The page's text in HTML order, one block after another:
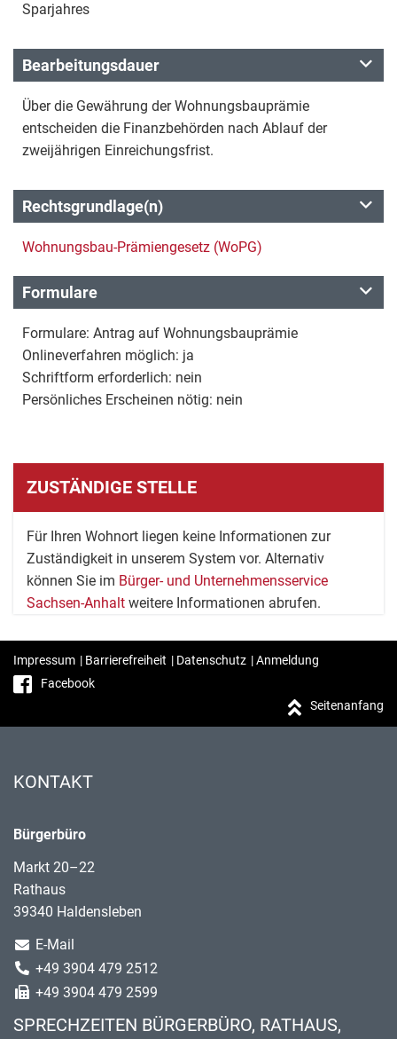
Sparjahres
Bearbeitungsdauer
Über die Gewährung der Wohnungsbauprämie
entscheiden die Finanzbehörden nach Ablauf der
zweijährigen Einreichungsfrist.
Rechtsgrundlage(n)
Wohnungsbau-Prämiengesetz (WoPG)
Formulare
Formulare: Antrag auf Wohnungsbauprämie
Onlineverfahren möglich: ja
Schriftform erforderlich: nein
Persönliches Erscheinen nötig: nein
ZUSTÄNDIGE STELLE
Für Ihren Wohnort liegen keine Informationen zur
Zuständigkeit in unserem System vor. Alternativ
können Sie im Bürger- und Unternehmensservice
Sachsen-Anhalt weitere Informationen abrufen.
Impressum | Barrierefreiheit | Datenschutz |Anmeldung
Facebook
Seitenanfang
KONTAKT
Bürgerbüro
Markt 20–22
Rathaus
39340 Haldensleben
E-Mail
+49 3904 479 2512
+49 3904 479 2599
SPRECHZEITEN BÜRGERBÜRO, RATHAUS,